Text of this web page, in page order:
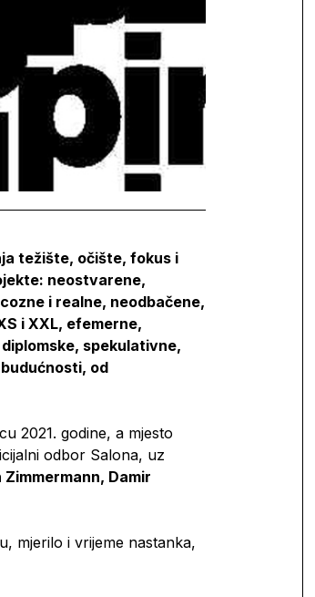
težište, očište, fokus i
neostvarene,
i realne, neodbačene,
i XXL, efemerne,
spekulativne,
od
2021. godine, a mjesto
odbor Salona, uz
Zimmermann, Damir
mjerilo i vrijeme nastanka,